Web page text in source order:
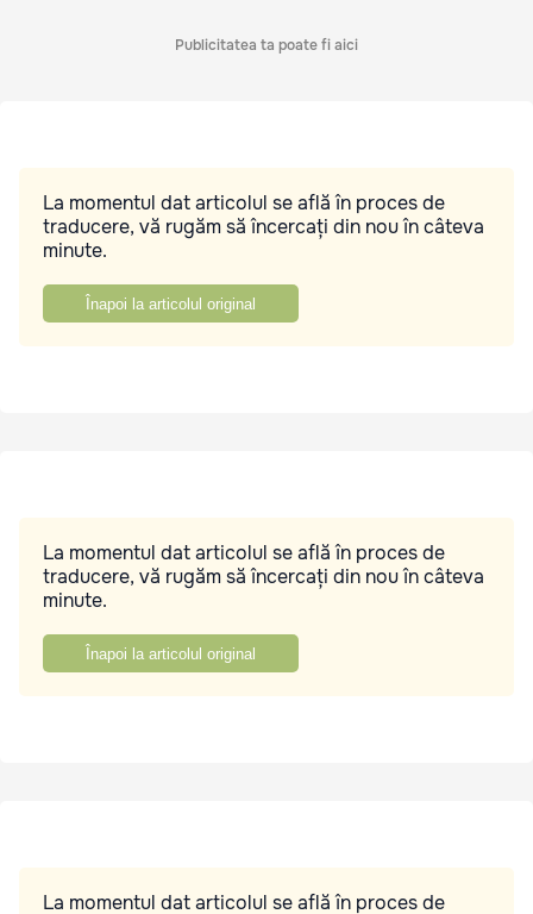
Publicitatea ta poate fi aici
La momentul dat articolul se află în proces de
traducere, vă rugăm să încercați din nou în câteva
minute.
Înapoi la articolul original
La momentul dat articolul se află în proces de
traducere, vă rugăm să încercați din nou în câteva
minute.
Înapoi la articolul original
La momentul dat articolul se află în proces de